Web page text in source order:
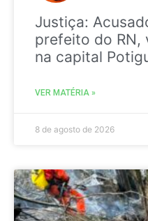
Justiça:
prefeito do RN,
na capital
VER MATÉRIA »
8 de agosto de 2026